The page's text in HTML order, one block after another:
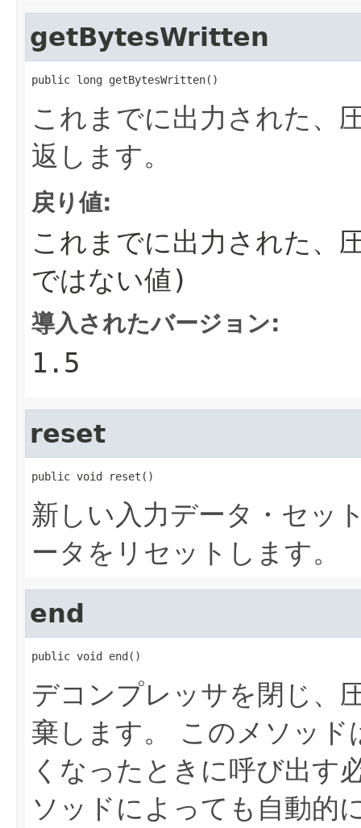
getBytesWritten
public long getBytesWritten()
これまでに出力された、
返します。
戻り値:
これまでに出力された、
ではない値)
導入されたバージョン:
1.5
reset
public void reset()
新しい入力データ・セッ
ータをリセットします。
end
public void end()
デコンプレッサを閉じ、
棄します。
このメソッド
くなったときに呼び出
ソッドによっても自動的